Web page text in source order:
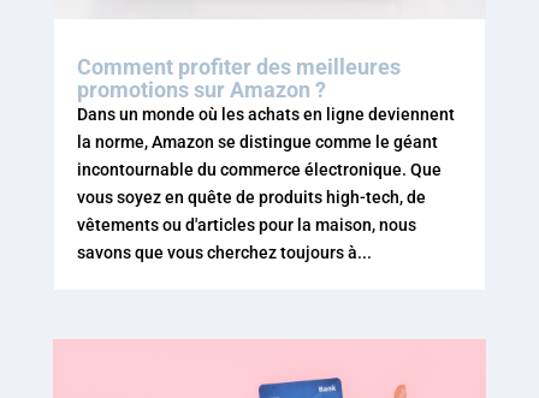
Comment profiter des meilleures
promotions sur Amazon ?
Dans un monde où les achats en ligne deviennent
la norme, Amazon se distingue comme le géant
incontournable du commerce électronique. Que
vous soyez en quête de produits high-tech, de
vêtements ou d'articles pour la maison, nous
savons que vous cherchez toujours à...